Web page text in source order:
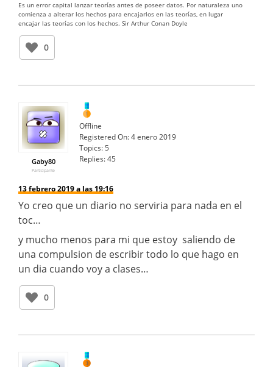
Es un error capital lanzar teorías antes de poseer datos. Por naturaleza uno
comienza a alterar los hechos para encajarlos en las teorías, en lugar
encajar las teorías con los hechos. Sir Arthur Conan Doyle
0
Gaby80
Participante
Offline
Registered On:4 enero 2019
Topics:5
Replies:45
13 febrero 2019 a las 19:16
Yo creo que un diario no serviria para nada en el
toc…
y mucho menos para mi que estoy saliendo de
una compulsion de escribir todo lo que hago en
un dia cuando voy a clases…
0